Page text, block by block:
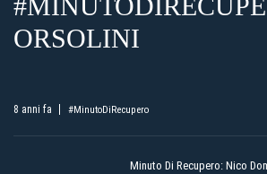
ORSOLINI
8 anni fa #MinutoDiRecupero
Minuto Di Recupero: Nico